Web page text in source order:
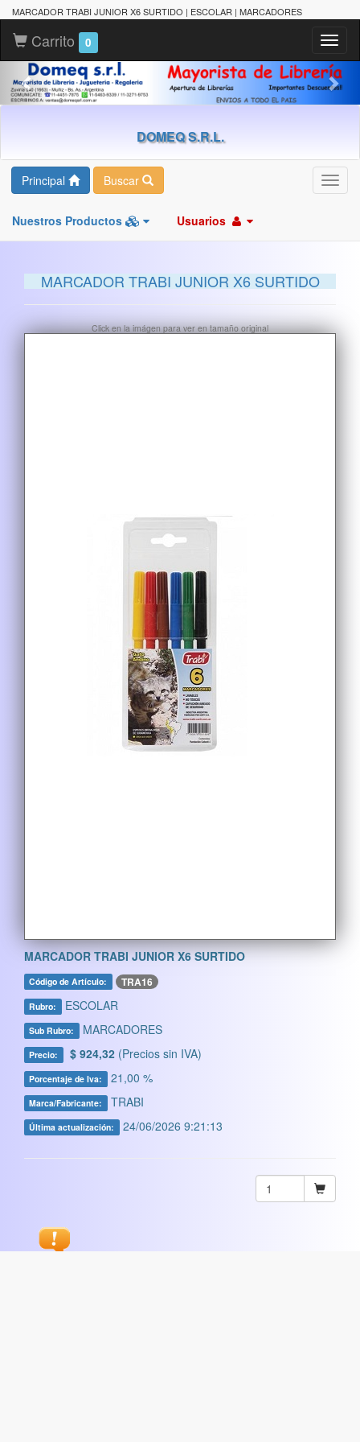
MARCADOR TRABI JUNIOR X6 SURTIDO | ESCOLAR | MARCADORES
Carrito 0
DOMEQ S.R.L.
Principal Buscar
Nuestros Productos Usuarios
MARCADOR TRABI JUNIOR X6 SURTIDO
Click en la imágen para ver en tamaño original
MARCADOR TRABI JUNIOR X6 SURTIDO
Código de Artículo: TRA16
Rubro: ESCOLAR
Sub Rubro: MARCADORES
Precio: $ 924,32 (Precios sin IVA)
Porcentaje de Iva: 21,00 %
Marca/Fabricante: TRABI
Última actualización: 24/06/2026 9:21:13